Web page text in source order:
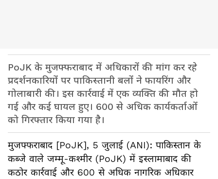
PoJK के मुजफ्फराबाद में अधिकारों की मांग कर रहे
प्रदर्शनकारियों पर पाकिस्तानी बलों ने फायरिंग और
गोलाबारी की। इस कार्रवाई में एक व्यक्ति की मौत हो
गई और कई घायल हुए। 600 से अधिक कार्यकर्ताओं
को गिरफ्तार किया गया है।
मुजफ्फराबाद [PoJK], 5 जुलाई (ANI): पाकिस्तान के
कब्जे वाले जम्मू-कश्मीर (PoJK) में इस्लामाबाद की
कठोर कार्रवाई और 600 से अधिक नागरिक अधिकार